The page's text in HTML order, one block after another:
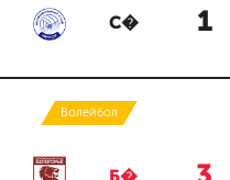
С� 1
Волейбол